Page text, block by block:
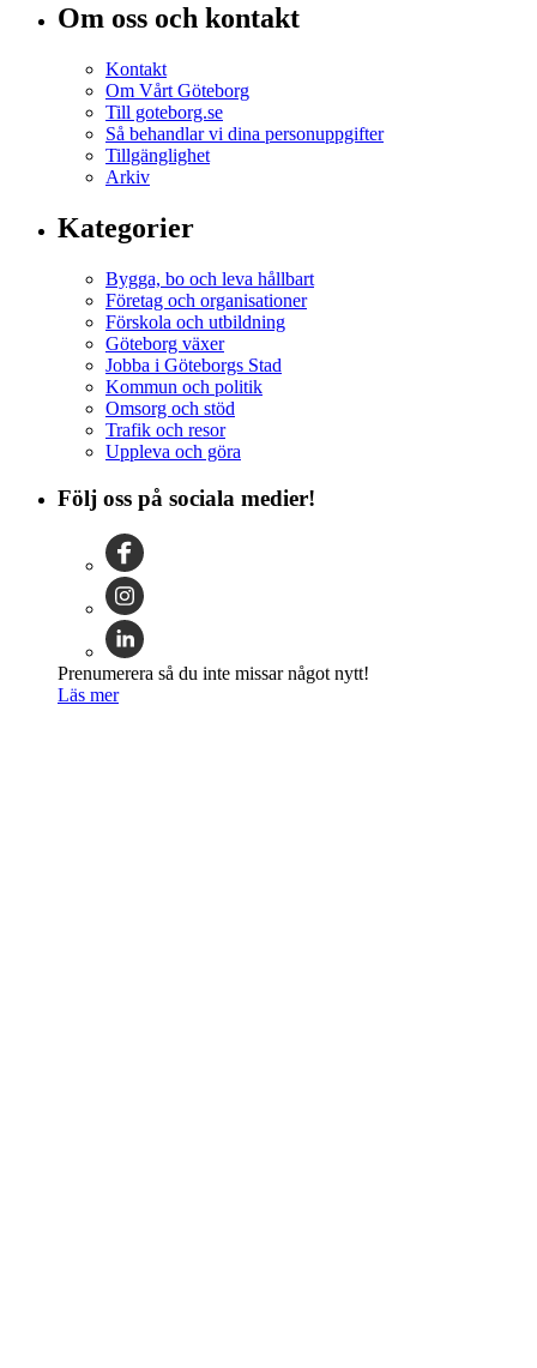
Om oss och kontakt
Kontakt
Om Vårt Göteborg
Till goteborg.se
Så behandlar vi dina personuppgifter
Tillgänglighet
Arkiv
Kategorier
Bygga, bo och leva hållbart
Företag och organisationer
Förskola och utbildning
Göteborg växer
Jobba i Göteborgs Stad
Kommun och politik
Omsorg och stöd
Trafik och resor
Uppleva och göra
Följ oss på sociala medier!
Prenumerera så du inte missar något nytt!
Läs mer